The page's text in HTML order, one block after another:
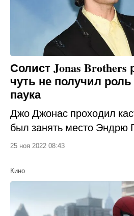
Солист Jonas Brothers
чуть не получил
паука
Джо Джонас проходил
был занять место Эндрю
25 ноя 2022 08:43
Кино